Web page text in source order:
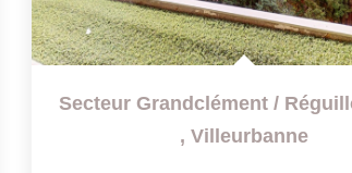
, Villeurbanne